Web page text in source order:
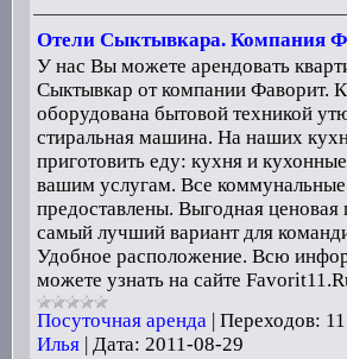
Отели Сыктывкара. Компания
У нас Вы можете арендовать
Сыктывкар от компании Фаворит.
оборудована бытовой техникой
стиральная машина. На наших
приготовить еду: кухня и
вашим услугам. Все коммунальные
предоставлены. Выгодная ценовая
самый лучший вариант для
Удобное расположение. Всю
можете узнать на сайте
Посуточная аренда| Переходов:
Илья Дата: 2011-08-29